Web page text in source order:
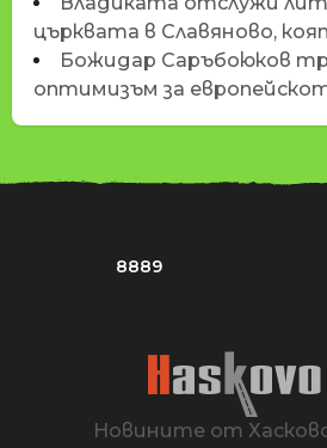
църквата в Славяново,
Божидар Саръбоюков
оптимизъм за
8889
Новините от